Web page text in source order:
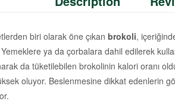
biri olarak öne çıkan brokoli,
ya da çorbalara dahil edilerek
da tüketilebilen brokolinin kalori oranı
oluyor. Beslenmesine dikkat edenlerin